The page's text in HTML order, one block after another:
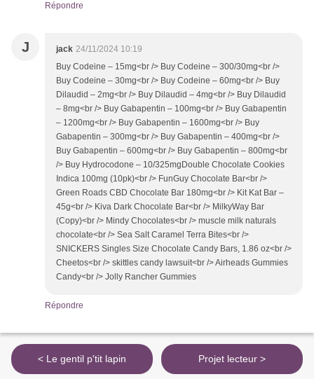
Répondre
J jack 24/11/2024 10:19
Buy Codeine – 15mg<br /> Buy Codeine – 300/30mg<br />
Buy Codeine – 30mg<br /> Buy Codeine – 60mg<br /> Buy
Dilaudid – 2mg<br /> Buy Dilaudid – 4mg<br /> Buy Dilaudid
– 8mg<br /> Buy Gabapentin – 100mg<br /> Buy Gabapentin
– 1200mg<br /> Buy Gabapentin – 1600mg<br /> Buy
Gabapentin – 300mg<br /> Buy Gabapentin – 400mg<br />
Buy Gabapentin – 600mg<br /> Buy Gabapentin – 800mg<br
/> Buy Hydrocodone – 10/325mgDouble Chocolate Cookies
Indica 100mg (10pk)<br /> FunGuy Chocolate Bar<br />
Green Roads CBD Chocolate Bar 180mg<br /> Kit Kat Bar –
45g<br /> Kiva Dark Chocolate Bar<br /> MilkyWay Bar
(Copy)<br /> Mindy Chocolates<br /> muscle milk naturals
chocolate<br /> Sea Salt Caramel Terra Bites<br />
SNICKERS Singles Size Chocolate Candy Bars, 1.86 oz<br />
Cheetos<br /> skittles candy lawsuit<br /> Airheads Gummies
Candy<br /> Jolly Rancher Gummies
Répondre
< Le gentil p'tit lapin Projet lecteur >